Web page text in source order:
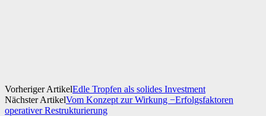
Vorheriger ArtikelEdle Tropfen als solides Investment
Nächster ArtikelVom Konzept zur Wirkung −Erfolgsfaktoren
operativer Restrukturierung